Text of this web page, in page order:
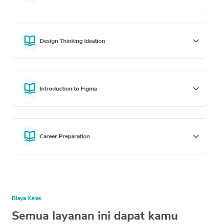
Design Thinking Ideation
Introduction to Figma
Career Preparation
Biaya Kelas
Semua layanan ini dapat kamu